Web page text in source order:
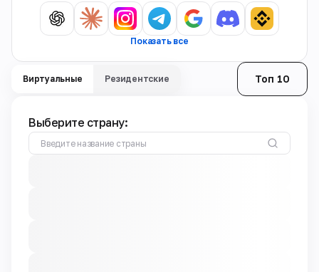
Показать все
Виртуальные Резидентские Топ 10
Выберите страну: